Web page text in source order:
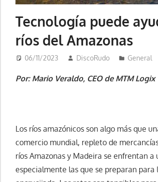
Tecnología puede
ríos del Amazonas
06/11/2023 DiscoRudo General
Por: Mario Veraldo, CEO de MTM Logix
Los ríos amazónicos son algo más que
comercio mundial, repleto de
ríos Amazonas y Madeira se enfrentan a
especialmente las que se preparan